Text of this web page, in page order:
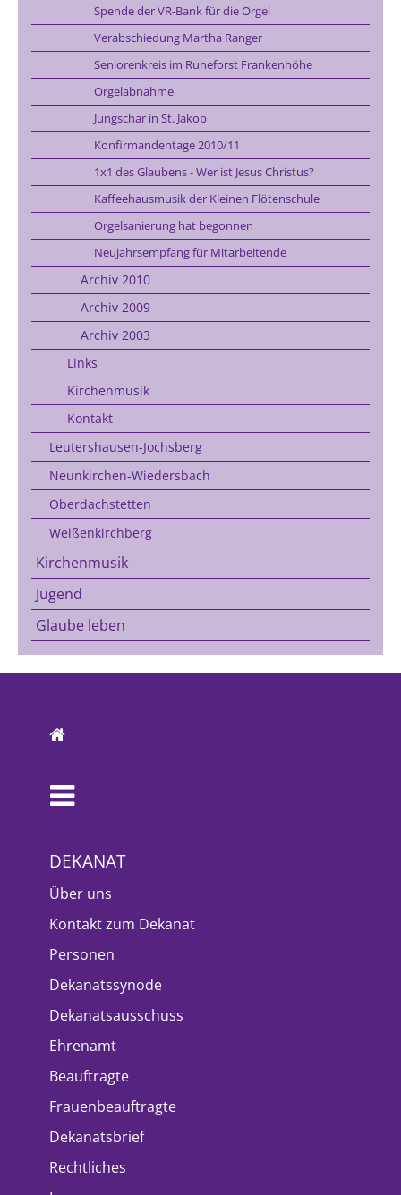
Spende der VR-Bank für die Orgel
Verabschiedung Martha Ranger
Seniorenkreis im Ruheforst Frankenhöhe
Orgelabnahme
Jungschar in St. Jakob
Konfirmandentage 2010/11
1x1 des Glaubens - Wer ist Jesus Christus?
Kaffeehausmusik der Kleinen Flötenschule
Orgelsanierung hat begonnen
Neujahrsempfang für Mitarbeitende
Archiv 2010
Archiv 2009
Archiv 2003
Links
Kirchenmusik
Kontakt
Leutershausen-Jochsberg
Neunkirchen-Wiedersbach
Oberdachstetten
Weißenkirchberg
Kirchenmusik
Jugend
Glaube leben
DEKANAT
Über uns
Kontakt zum Dekanat
Personen
Dekanatssynode
Dekanatsausschuss
Ehrenamt
Beauftragte
Frauenbeauftragte
Dekanatsbrief
Rechtliches